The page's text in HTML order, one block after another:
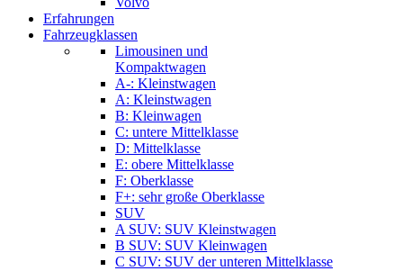
Erfahrungen
Fahrzeugklassen
Limousinen und
Kompaktwagen
A-: Kleinstwagen
A: Kleinstwagen
B: Kleinwagen
C: untere Mittelklasse
D: Mittelklasse
E: obere Mittelklasse
F: Oberklasse
F+: sehr große Oberklasse
SUV
A SUV: SUV Kleinstwagen
B SUV: SUV Kleinwagen
C SUV: SUV der unteren Mittelklasse